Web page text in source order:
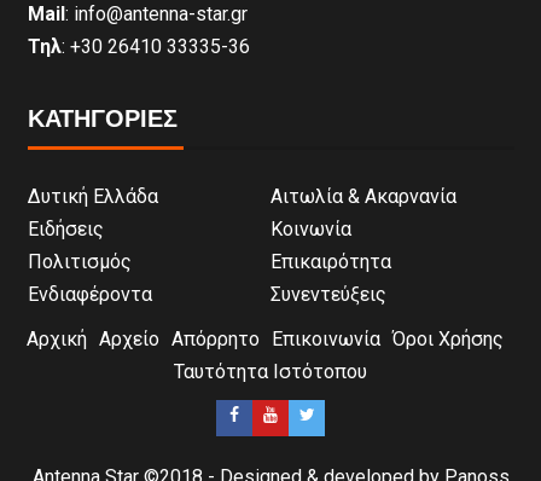
Mail: info@antenna-star.gr
Τηλ: +30 26410 33335-36
ΚΑΤΗΓΟΡΙΕΣ
Δυτική Ελλάδα
Αιτωλία & Ακαρνανία
Ειδήσεις
Κοινωνία
Πολιτισμός
Επικαιρότητα
Ενδιαφέροντα
Συνεντεύξεις
Αρχική Αρχείο Απόρρητο Επικοινωνία Όροι Χρήσης
Ταυτότητα Ιστότοπου